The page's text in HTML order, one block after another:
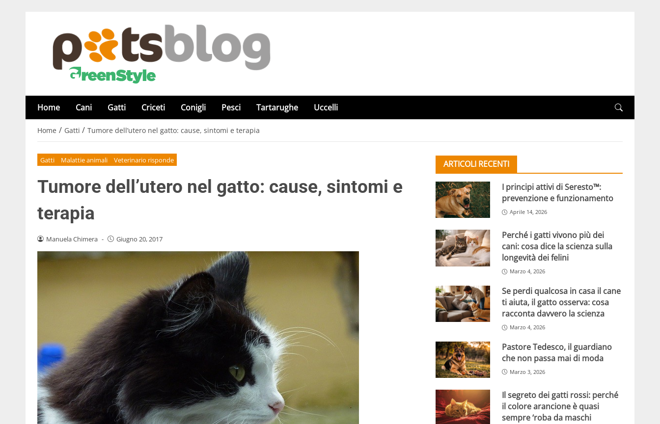
Home Cani Gatti Criceti Conigli Pesci Tartarughe Uccelli
Home / Gatti / Tumore dell’utero nel gatto: cause, sintomi e terapia
Gatti Malattie animali Veterinario risponde
Tumore dell’utero nel gatto: cause, sintomi e
terapia
Manuela Chimera - Giugno 20, 2017
ARTICOLI RECENTI
I principi attivi di Seresto™:
prevenzione e funzionamento
Aprile 14, 2026
Perché i gatti vivono più dei
cani: cosa dice la scienza sulla
longevità dei felini
Marzo 4, 2026
Se perdi qualcosa in casa il cane
ti aiuta, il gatto osserva: cosa
racconta davvero la scienza
Marzo 4, 2026
Pastore Tedesco, il guardiano
che non passa mai di moda
Marzo 3, 2026
Il segreto dei gatti rossi: perché
il colore arancione è quasi
sempre ‘roba da maschi